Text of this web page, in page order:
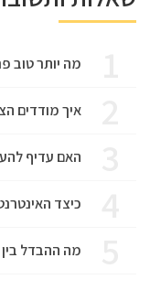
מה יותר טוב
איך מודדים
האם עדיף
כיצד
מה ההבדל בין